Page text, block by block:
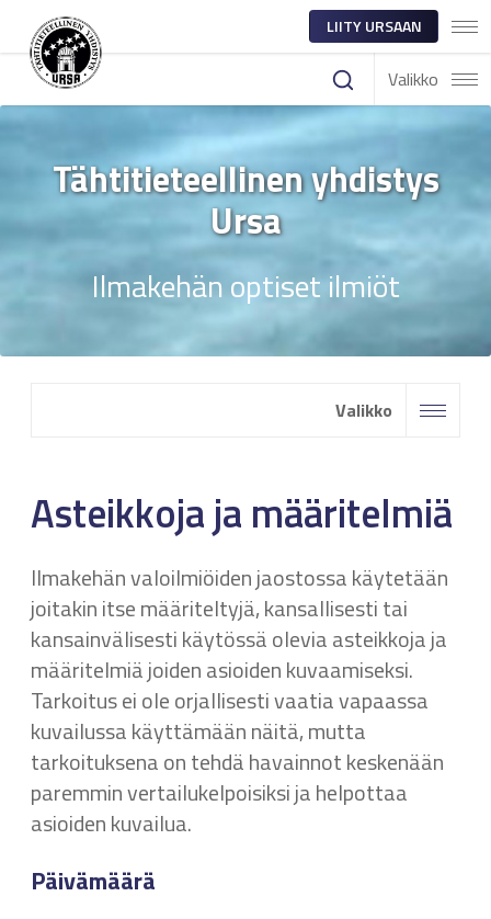
LIITY URSAAN
Valikko
Tähtitieteellinen yhdistys
Ursa
Ilmakehän optiset ilmiöt
Valikko
Asteikkoja ja määritelmiä
Ilmakehän valoilmiöiden jaostossa käytetään
joitakin itse määriteltyjä, kansallisesti tai
kansainvälisesti käytössä olevia asteikkoja ja
määritelmiä joiden asioiden kuvaamiseksi.
Tarkoitus ei ole orjallisesti vaatia vapaassa
kuvailussa käyttämään näitä, mutta
tarkoituksena on tehdä havainnot keskenään
paremmin vertailukelpoisiksi ja helpottaa
asioiden kuvailua.
Päivämäärä